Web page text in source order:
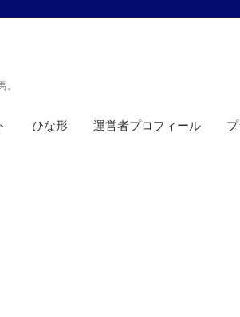
。
ひな形 運営者プロフィール